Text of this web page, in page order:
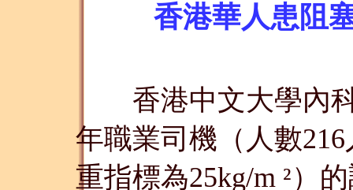
香港華人患阻
香港中文大學內科
年職業司機（人數
重指標為25kg/m ²）